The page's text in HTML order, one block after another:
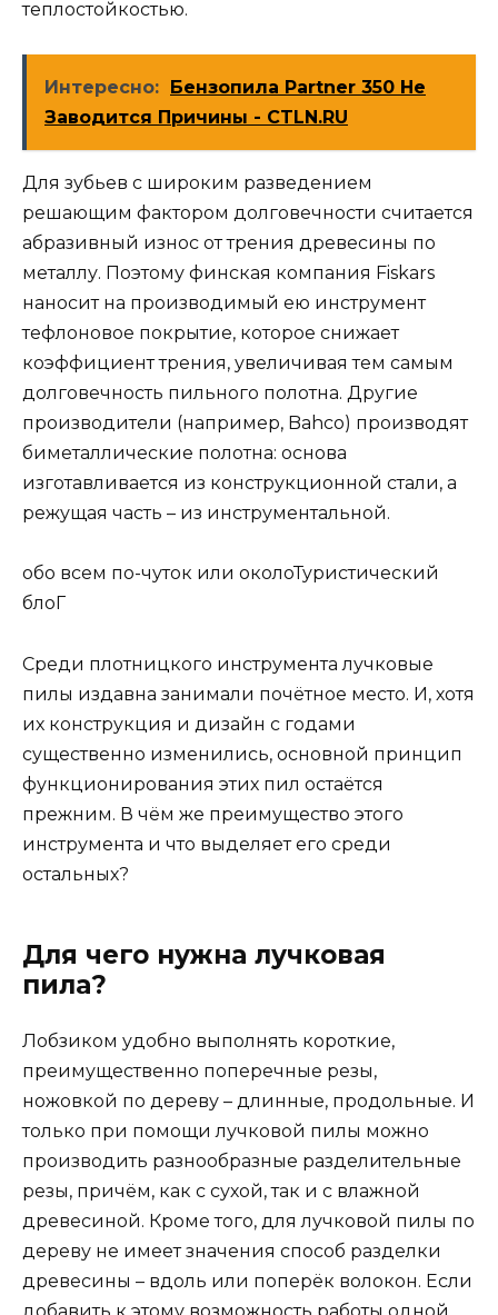
теплостойкостью.
Интересно:
Бензопила Partner 350 Не
Заводится Причины - CTLN.RU
Для зубьев с широким разведением
решающим фактором долговечности считается
абразивный износ от трения древесины по
металлу. Поэтому финская компания Fiskars
наносит на производимый ею инструмент
тефлоновое покрытие, которое снижает
коэффициент трения, увеличивая тем самым
долговечность пильного полотна. Другие
производители (например, Bahco) производят
биметаллические полотна: основа
изготавливается из конструкционной стали, а
режущая часть – из инструментальной.
обо всем по-чуток или околоТуристический
блоГ
Среди плотницкого инструмента лучковые
пилы издавна занимали почётное место. И, хотя
их конструкция и дизайн с годами
существенно изменились, основной принцип
функционирования этих пил остаётся
прежним. В чём же преимущество этого
инструмента и что выделяет его среди
остальных?
Для чего нужна лучковая
пила?
Лобзиком удобно выполнять короткие,
преимущественно поперечные резы,
ножовкой по дереву – длинные, продольные. И
только при помощи лучковой пилы можно
производить разнообразные разделительные
резы, причём, как с сухой, так и с влажной
древесиной. Кроме того, для лучковой пилы по
дереву не имеет значения способ разделки
древесины – вдоль или поперёк волокон. Если
добавить к этому возможность работы одной